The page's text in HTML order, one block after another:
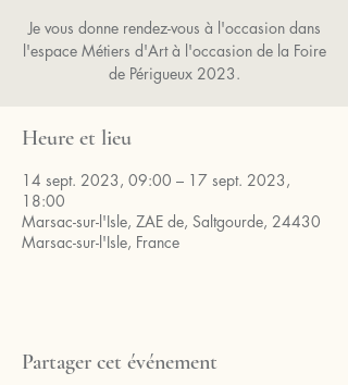
Je vous donne rendez-vous à l'occasion dans
l'espace Métiers d'Art à l'occasion de la Foire
de Périgueux 2023.
Heure et lieu
14 sept. 2023, 09:00 – 17 sept. 2023,
18:00
Marsac-sur-l'Isle, ZAE de, Saltgourde, 24430
Marsac-sur-l'Isle, France
Partager cet événement